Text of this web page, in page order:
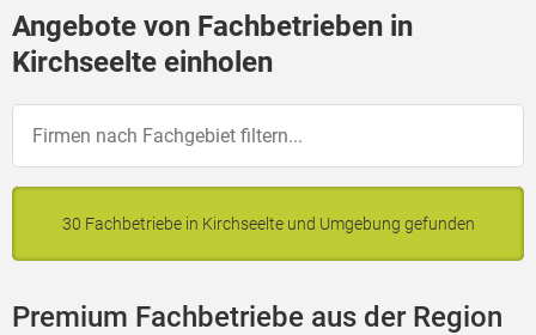
Angebote von Fachbetrieben in
Kirchseelte einholen
30 Fachbetriebe in Kirchseelte und Umgebung gefunden
Premium Fachbetriebe aus der Region